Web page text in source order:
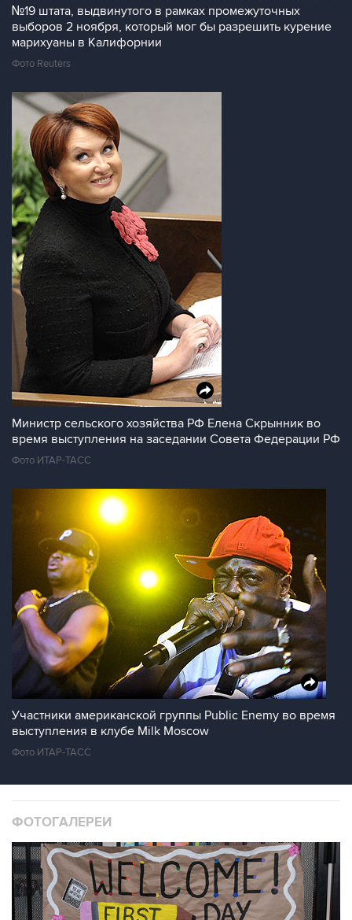
№19 штата, выдвинутого в рамках промежуточных
выборов 2 ноября, который мог бы разрешить курение
марихуаны в Калифорнии
Фото Reuters
Министр сельского хозяйства РФ Елена Скрынник во
время выступления на заседании Совета Федерации РФ
Фото ИТАР-ТАСС
Участники американской группы Public Enemy во время
выступления в клубе Milk Moscow
Фото ИТАР-ТАСС
ФОТОГАЛЕРЕИ